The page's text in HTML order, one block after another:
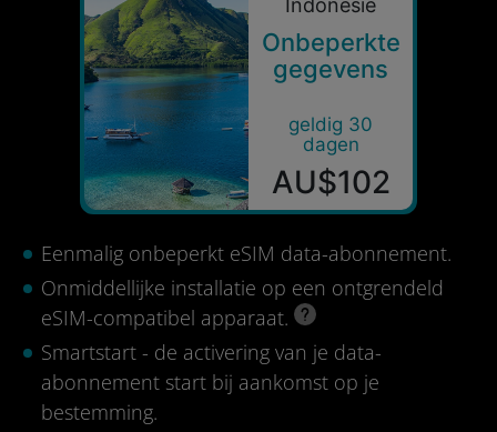
Indonesië
Onbeperkte
gegevens
geldig 30
dagen
AU$102
Eenmalig onbeperkt eSIM data-abonnement.
Onmiddellijke installatie op een ontgrendeld
eSIM-compatibel apparaat.
Smartstart - de activering van je data-
abonnement start bij aankomst op je
bestemming.